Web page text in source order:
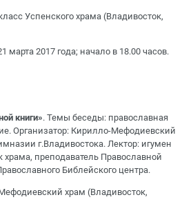
Успенского храма (Владивосток,
марта 2017 года; начало в 18.00 часов.
книги». Темы беседы: православная
Организатор: Кирилло-Мефодиевский
г.Владивостока. Лектор: игумен
преподаватель Православной
Библейского центра.
храм (Владивосток,